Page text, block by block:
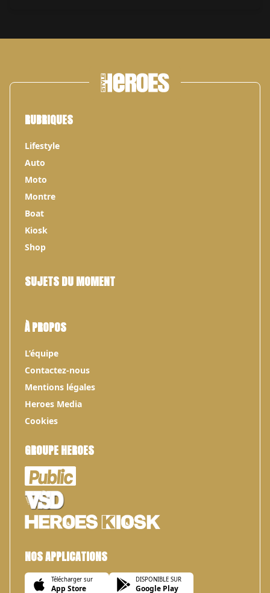
RUBRIQUES
Lifestyle
Auto
Moto
Montre
Boat
Kiosk
Shop
SUJETS DU MOMENT
À PROPOS
L’équipe
Contactez-nous
Mentions légales
Heroes Media
Cookies
GROUPE HEROES
NOS APPLICATIONS
Télécharger sur
App Store
DISPONIBLE SUR
Google Play